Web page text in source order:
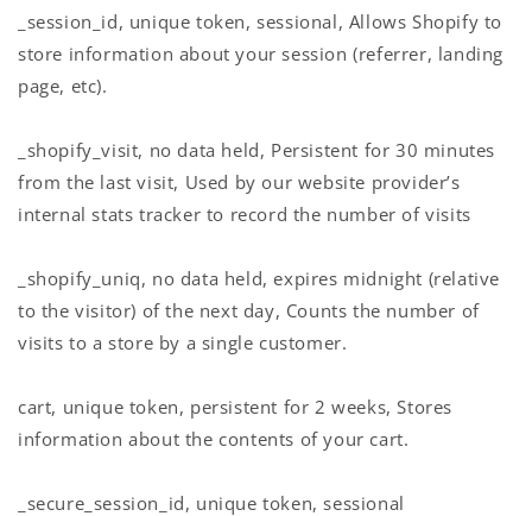
_session_id, unique token, sessional, Allows Shopify to
store information about your session (referrer, landing
page, etc).
_shopify_visit, no data held, Persistent for 30 minutes
from the last visit, Used by our website provider’s
internal stats tracker to record the number of visits
_shopify_uniq, no data held, expires midnight (relative
to the visitor) of the next day, Counts the number of
visits to a store by a single customer.
cart, unique token, persistent for 2 weeks, Stores
information about the contents of your cart.
_secure_session_id, unique token, sessional